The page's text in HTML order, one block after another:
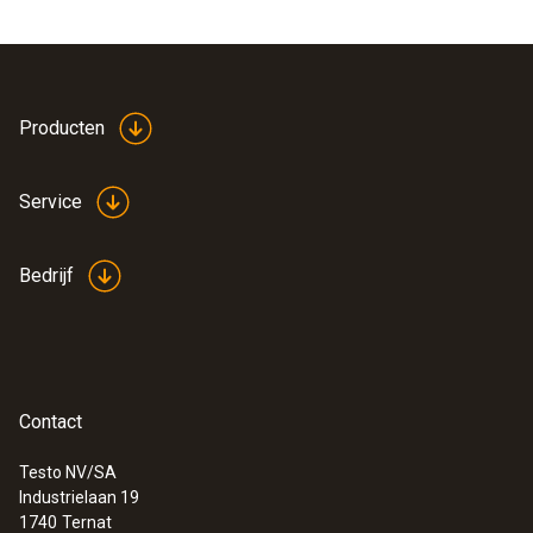
Producten
Service
Bedrijf
Contact
Testo NV/SA
Industrielaan 19
1740 Ternat